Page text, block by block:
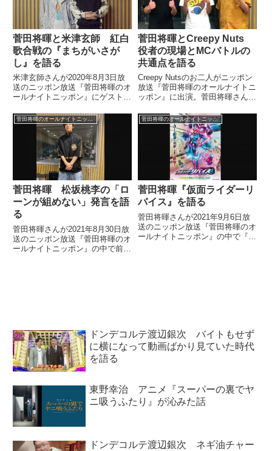
菅田将暉と米津玄師 紅白
歌合戦の『まちがいさが
し』を語る
米津玄師さんが2020年8月3日放
送のニッポン放送『菅田将暉のオ
ールナイトニッポン』にゲスト出
紅白歌合戦で歌った『まちがいさ
がし』について、リハーサルに立
ち会った際の模様などを話してい
ました。ありがとう！米津...
菅田将暉とCreepy Nuts
役者の現場とMCバトルの
共通点を語る
Creepy Nutsのお二人がニッポン
放送『菅田将暉のオールナイトニ
ッポン』に出演。菅田将暉さんと
バトルの共通点について話してい
ました。Creepy Nuts R-指定さん
DJ松永さんありがとうございま
菅田将暉 松坂桃李の「ロ
ーンが組めない」発言を語
る
菅田将暉さんが2021年8月30日放
送のニッポン放送『菅田将暉のオ
ールナイトニッポン』の中で前週
菅田将暉のオールナイトニッポン
菅田将暉『仮面ライダーリ
バイス』を語る
菅田将暉さんが2021年9月6日放
送のニッポン放送『菅田将暉のオ
ールナイトニッポン』の中で『仮
ドンデコルテ渡辺銀次 バイトもせず
に横になって動画ばかり見ていた時代
を語る
東野幸治 アニメ『スーパーの裏でヤ
ニ吸うふたり』が沁みた話
ドンデコルテ渡辺銀次 ネギ油チャー